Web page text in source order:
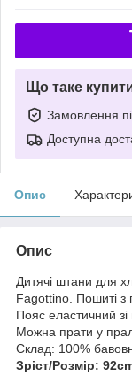
Що таке
Замовлення
Доступна
Опис
Опис
Дитячі штани для
Fagottino. Пошиті з
Пояс еластичний
Можна прати у
Склад: 100%
Зріст/Розмір: